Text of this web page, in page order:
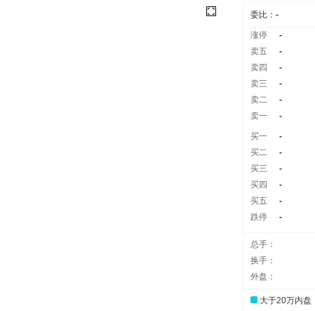
委比： -
涨停 -
卖五
-
卖四
-
卖三
-
卖二
-
卖一
-
买一 -
买二
-
买三
-
买四
-
买五
-
跌停
-
总手：
换手：
外盘：
大于20万内盘